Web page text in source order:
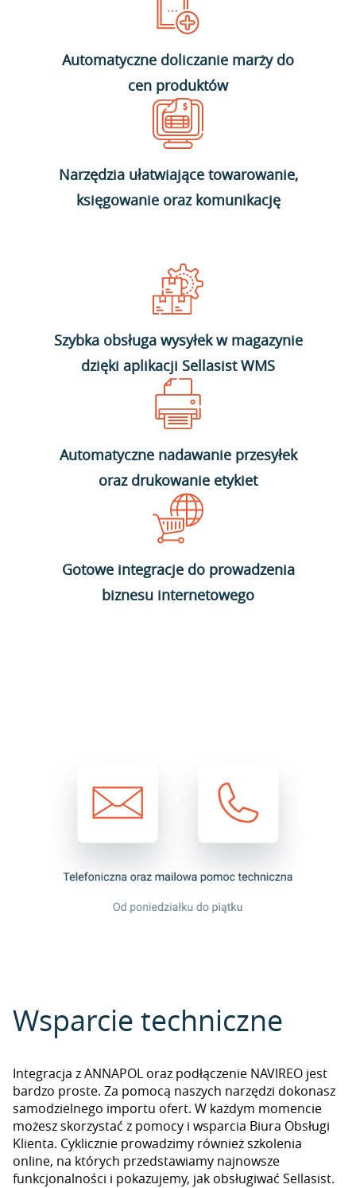
Automatyczne doliczanie marży do
cen produktów
Narzędzia ułatwiające towarowanie,
księgowanie oraz komunikację
Szybka obsługa wysyłek w magazynie
dzięki aplikacji Sellasist WMS
Automatyczne nadawanie przesyłek
oraz drukowanie etykiet
Gotowe integracje do prowadzenia
biznesu internetowego
Wsparcie techniczne
Integracja z ANNAPOL oraz podłączenie NAVIREO jest
bardzo proste. Za pomocą naszych narzędzi dokonasz
samodzielnego importu ofert. W każdym momencie
możesz skorzystać z pomocy i wsparcia Biura Obsługi
Klienta. Cyklicznie prowadzimy również szkolenia
online, na których przedstawiamy najnowsze
funkcjonalności i pokazujemy, jak obsługiwać Sellasist.